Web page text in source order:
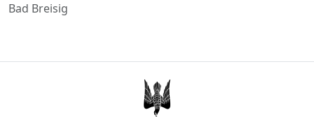
Wanderfalke Kurier © 2026